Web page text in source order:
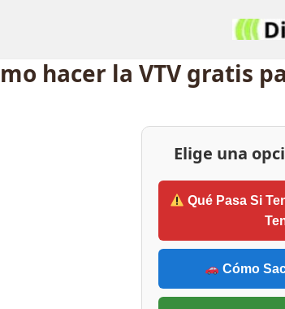
hacer la VTV gratis
Elige una
Qué Pasa Si
Cómo